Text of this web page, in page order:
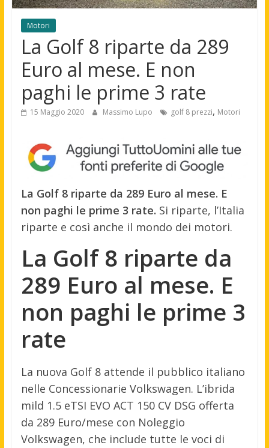
Motori
La Golf 8 riparte da 289
Euro al mese. E non
paghi le prime 3 rate
15 Maggio 2020 Massimo Lupo golf 8 prezzi, Motori
La Golf 8 riparte da 289 Euro al mese. E
non paghi le prime 3 rate. Si riparte, l’Italia
riparte e così anche il mondo dei motori.
La Golf 8 riparte da
289 Euro al mese. E
non paghi le prime 3
rate
La nuova Golf 8 attende il pubblico italiano
nelle Concessionarie Volkswagen. L’ibrida
mild 1.5 eTSI EVO ACT 150 CV DSG offerta
da 289 Euro/mese con Noleggio
Volkswagen, che include tutte le voci di